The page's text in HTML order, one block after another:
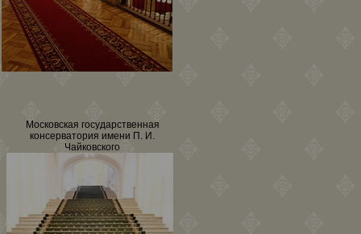
Московская государственная
консерватория имени П. И.
Чайковского